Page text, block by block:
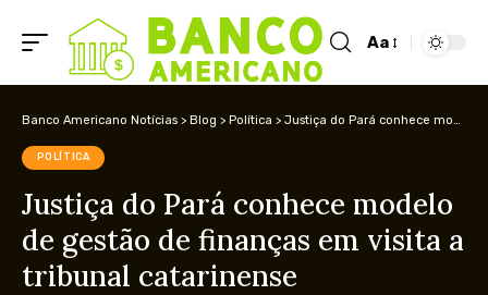
Aa
Banco Americano Notícias > Blog > Política > Justiça do Pará conhece modelo de gestão de finanças em visita a tribunal catarinense
POLÍTICA
Justiça do Pará conhece modelo
de gestão de finanças em visita a
tribunal catarinense